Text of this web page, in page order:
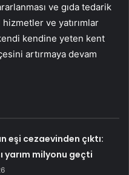
ve gıda tedarik
ve yatırımlar
kendine yeten kent
artırmaya devam
eşi cezaevinden çıktı:
yarım milyonu geçti